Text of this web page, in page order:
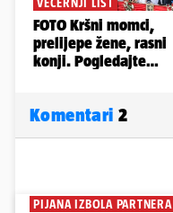
Komentari 2
PIJANA IZBOLA PARTNERA